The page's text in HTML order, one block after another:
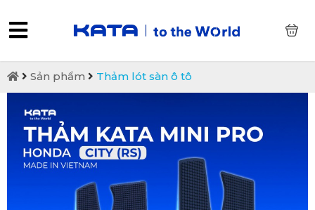
Sản phẩm Thảm lót sàn ô tô